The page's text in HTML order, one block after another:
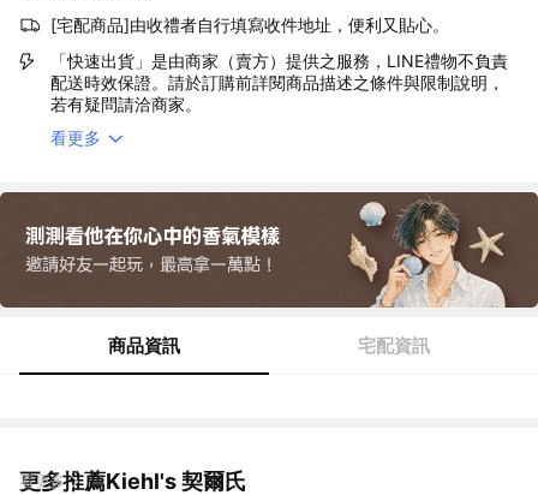
[宅配商品]由收禮者自行填寫收件地址，便利又貼心。
「快速出貨」是由商家（賣方）提供之服務，LINE禮物不負責
配送時效保證。請於訂購前詳閱商品描述之條件與限制說明，
若有疑問請洽商家。
看更多
商品資訊 宅配資訊
更多推薦Kiehl's 契爾氏
看更多